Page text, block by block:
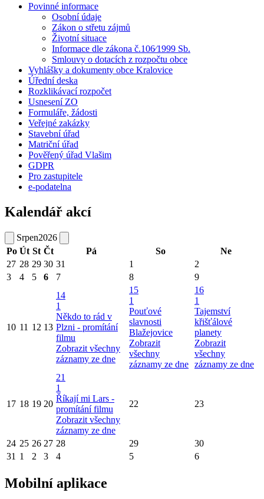
Povinné informace
Osobní údaje
Zákon o střetu zájmů
Životní situace
Informace dle zákona č.106⁄1999 Sb.
Smlouvy o dotacích z rozpočtu obce
Vyhlášky a dokumenty obce Kralovice
Úřední deska
Rozklikávací rozpočet
Usnesení ZO
Formuláře, žádosti
Veřejné zakázky
Stavební úřad
Matriční úřad
Pověřený úřad Vlašim
GDPR
Pro zastupitele
e-podatelna
Kalendář akcí
Srpen2026
Po Út St Čt Pá So
Ne
27 28 29 30 31 1
2
3
4 5 6 7 8 9
10 11 12 13
14
1
Někdo to rád v
Plzni - promítání
filmu
Zobrazit všechny
záznamy ze dne
15
1
Pouťové
slavnosti
Blažejovice
Zobrazit
všechny
záznamy ze dne
16
1
Tajemství
křišťálové
planety
Zobrazit
všechny
záznamy ze dne
17 18 19 20
21
1
Říkají mi Lars -
promítání filmu
Zobrazit všechny
záznamy ze dne
22 23
24 25 26 27 28 29
30
31 1 2 3 4 5 6
Mobilní aplikace